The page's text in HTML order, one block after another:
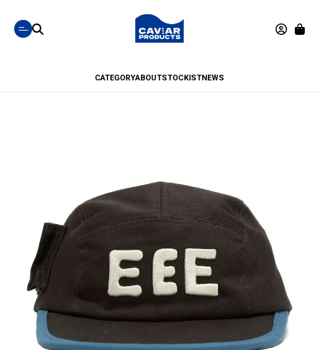
CATEGORYABOUTSTOCKISTNEWS